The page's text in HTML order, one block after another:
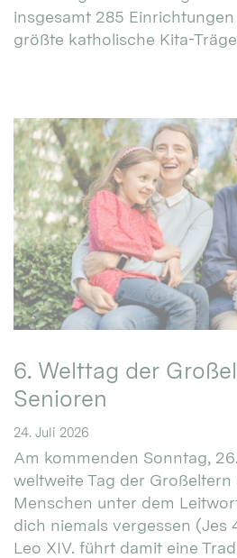
insgesamt 285
größte katholische Kita-
6. Welttag der
Senioren
24. Juli 2026
Am kommenden Sonntag,
weltweite Tag der Großeltern
Menschen unter dem
dich niemals vergessen (Jes
Leo XIV. führt damit eine